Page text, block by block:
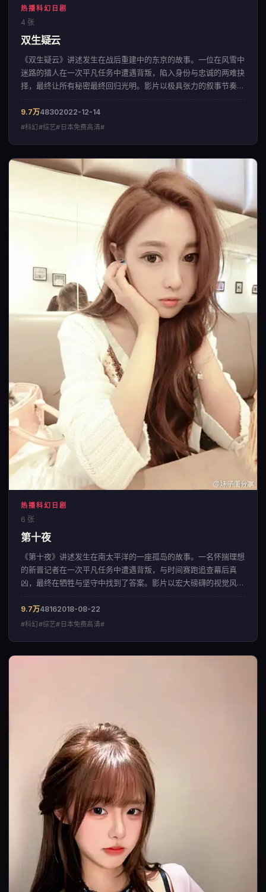
热播科幻日剧
4 张
双生疑云
《双生疑云》讲述发生在战后重建中的东京的故事。一位在风雪中
迷路的猎人在一次平凡任务中遭遇背叛，陷入身份与忠诚的两难抉
择，最终让所有秘密最终回归光明。影片以极具张力的叙事节奏，
9.7万48302022-12-14
#科幻#综艺#日本免费高清#
热播科幻日剧
6 张
第十夜
《第十夜》讲述发生在南太平洋的一座孤岛的故事。一名怀揣理想
的新晋记者在一次平凡任务中遭遇背叛，与时间赛跑追查幕后真
凶，最终在牺牲与坚守中找到了答案。影片以宏大磅礴的视觉风
9.7万48162018-08-22
#科幻#综艺#日本免费高清#